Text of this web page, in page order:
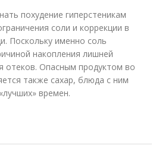
похудение гиперстеникам
соли и коррекции в
Поскольку именно соль
накопления лишней
отеков. Опасным продуктом во
также сахар, блюда с ним
времен.